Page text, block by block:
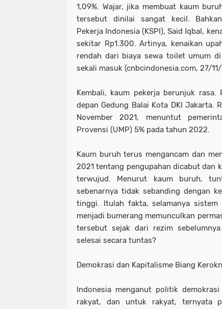
1,09%. Wajar, jika membuat kaum
tersebut dinilai sangat kecil.
Pekerja Indonesia (KSPI), Said Iqbal,
sekitar Rp1.300. Artinya, kenaikan
rendah dari biaya sewa toilet umum
sekali masuk (cnbcindonesia.com, 27/
Kembali, kaum pekerja berunjuk
depan Gedung Balai Kota DKI Jakarta.
November 2021, menuntut
Provensi (UMP) 5% pada tahun 2022.
Kaum buruh terus mengancam dan
2021 tentang pengupahan dicabut dan
terwujud. Menurut kaum buruh,
sebenarnya tidak sebanding dengan
tinggi. Itulah fakta, selamanya
menjadi bumerang memunculkan
tersebut sejak dari rezim
selesai secara tuntas?
Demokrasi dan Kapitalisme Biang
Indonesia menganut politik
rakyat, dan untuk rakyat, ternyata